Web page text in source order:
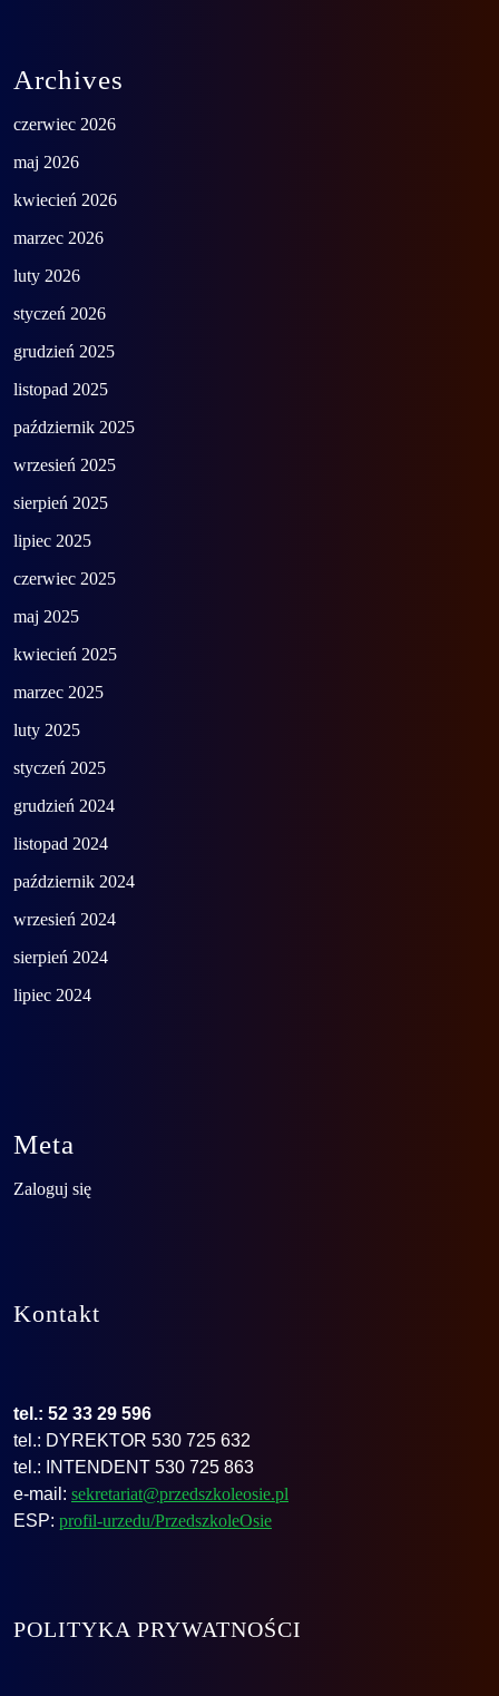
Archives
czerwiec 2026
maj 2026
kwiecień 2026
marzec 2026
luty 2026
styczeń 2026
grudzień 2025
listopad 2025
październik 2025
wrzesień 2025
sierpień 2025
lipiec 2025
czerwiec 2025
maj 2025
kwiecień 2025
marzec 2025
luty 2025
styczeń 2025
grudzień 2024
listopad 2024
październik 2024
wrzesień 2024
sierpień 2024
lipiec 2024
Meta
Zaloguj się
Kontakt
tel.: 52 33 29 596
tel.: DYREKTOR 530 725 632
tel.: INTENDENT 530 725 863
e-mail: sekretariat@przedszkoleosie.pl
ESP: profil-urzedu/PrzedszkoleOsie
POLITYKA PRYWATNOŚCI